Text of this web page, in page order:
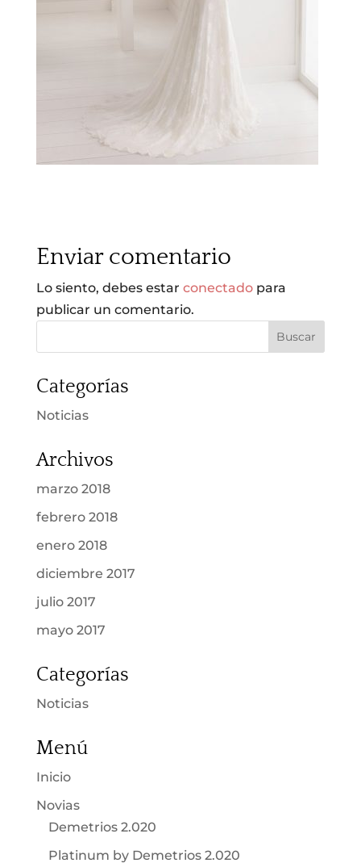
Enviar comentario
Lo siento, debes estar conectadopara
publicar un comentario.
Categorías
Noticias
Archivos
marzo 2018
febrero 2018
enero 2018
diciembre 2017
julio 2017
mayo 2017
Categorías
Noticias
Menú
Inicio
Novias
Demetrios 2.020
Platinum by Demetrios 2.020